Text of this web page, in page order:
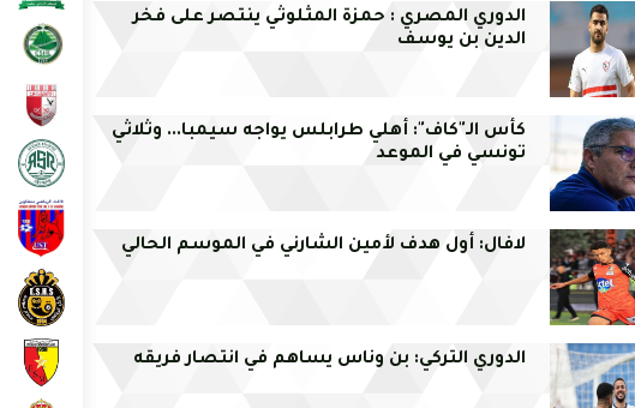
الدوري المصري : حمزة المثلوثي ينتصر على فخر
الدين بن يوسف
كأس الـ"كاف": أهلي طرابلس يواجه سيمبا... وثلاثي
تونسي في الموعد
لافال: أول هدف لأمين الشارني في الموسم الحالي
الدوري التركي: بن وناس يساهم في انتصار فريقه